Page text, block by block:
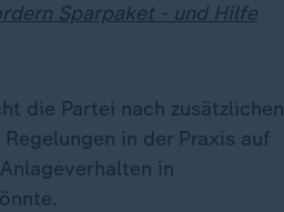
Sparpaket - und Hilfe
die Partei nach zusätzlichen
in der Praxis auf
in